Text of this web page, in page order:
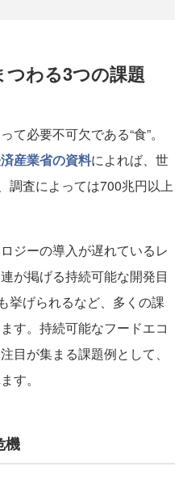
つわる3つの課題
必要不可欠である“食”。
産業省の資料によれば、世
調査によっては700兆円以上
ジーの導入が遅れているレ
が掲げる持続可能な開発目
挙げられるなど、多くの課
す。持続可能なフードエコ
目が集まる課題例として、
す。
機